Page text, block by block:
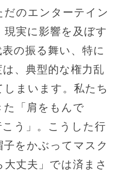
だのエンターテイン
実に影響を及ぼす
の振る舞い、特に
、典型的な権力乱
まいます。私たち
た「肩をもんで
う」。こうした行
をかぶってマスク
丈夫」では済まさ